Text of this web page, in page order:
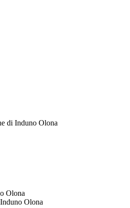
di Induno Olona
Olona
Olona